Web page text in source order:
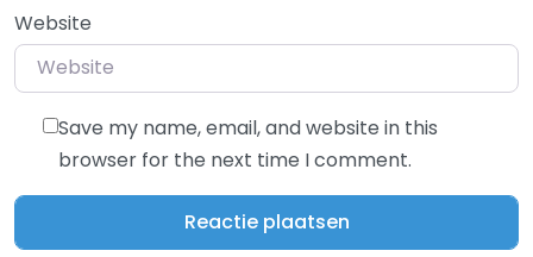
Website
Save my name, email, and website in this
browser for the next time I comment.